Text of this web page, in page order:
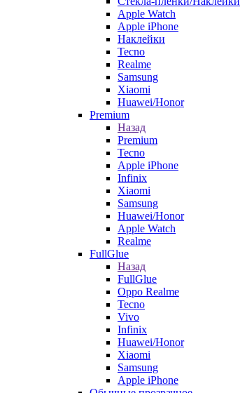
Apple Watch
Apple iPhone
Наклейки
Tecno
Realme
Samsung
Xiaomi
Huawei/Honor
Premium
Назад
Premium
Tecno
Apple iPhone
Infinix
Xiaomi
Samsung
Huawei/Honor
Apple Watch
Realme
FullGlue
Назад
FullGlue
Oppo Realme
Tecno
Vivo
Infinix
Huawei/Honor
Xiaomi
Samsung
Apple iPhone